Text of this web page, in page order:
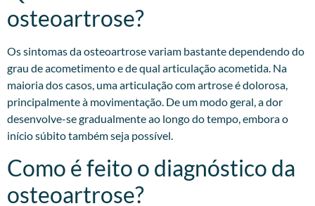
osteoartrose?
Os sintomas da osteoartrose variam bastante dependendo do
grau de acometimento e de qual articulação acometida. Na
maioria dos casos, uma articulação com artrose é dolorosa,
principalmente à movimentação. De um modo geral, a dor
desenvolve-se gradualmente ao longo do tempo, embora o
início súbito também seja possível.
Como é feito o diagnóstico da
osteoartrose?